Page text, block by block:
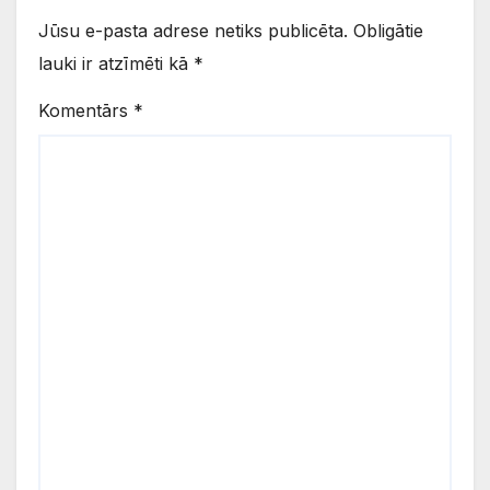
Jūsu e-pasta adrese netiks publicēta. Obligātie
lauki ir atzīmēti kā *
Komentārs *